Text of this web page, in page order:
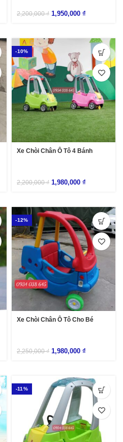
2,200,000₫ 1,950,000 ₫
-10%
Xe Chòi Chân Ô Tô 4 Bánh
2,200,000₫ 1,980,000 ₫
-12%
Xe Chòi Chân Ô Tô Cho Bé
2,250,000₫ 1,980,000 ₫
-11%